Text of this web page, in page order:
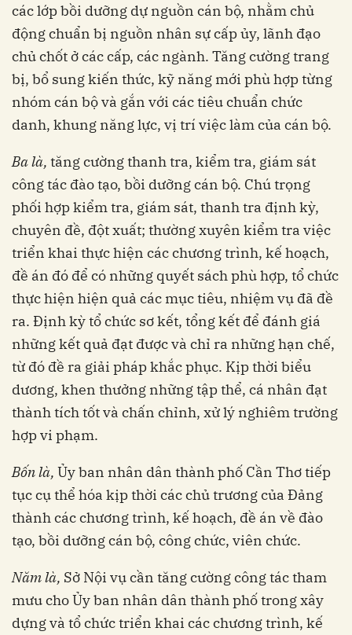
các lớp bồi dưỡng dự nguồn cán bộ, nhằm chủ
động chuẩn bị nguồn nhân sự cấp ủy, lãnh đạo
chủ chốt ở các cấp, các ngành. Tăng cường trang
bị, bổ sung kiến thức, kỹ năng mới phù hợp từng
nhóm cán bộ và gắn với các tiêu chuẩn chức
danh, khung năng lực, vị trí việc làm của cán bộ.
Ba là, tăng cường thanh tra, kiểm tra, giám sát
công tác đào tạo, bồi dưỡng cán bộ. Chú trọng
phối hợp kiểm tra, giám sát, thanh tra định kỳ,
chuyên đề, đột xuất; thường xuyên kiểm tra việc
triển khai thực hiện các chương trình, kế hoạch,
đề án đó để có những quyết sách phù hợp, tổ chức
thực hiện hiện quả các mục tiêu, nhiệm vụ đã đề
ra. Định kỳ tổ chức sơ kết, tổng kết để đánh giá
những kết quả đạt được và chỉ ra những hạn chế,
từ đó đề ra giải pháp khắc phục. Kịp thời biểu
dương, khen thưởng những tập thể, cá nhân đạt
thành tích tốt và chấn chỉnh, xử lý nghiêm trường
hợp vi phạm.
Bốn là, Ủy ban nhân dân thành phố Cần Thơ tiếp
tục cụ thể hóa kịp thời các chủ trương của Đảng
thành các chương trình, kế hoạch, đề án về đào
tạo, bồi dưỡng cán bộ, công chức, viên chức.
Năm là, Sở Nội vụ cần tăng cường công tác tham
mưu cho Ủy ban nhân dân thành phố trong xây
dựng và tổ chức triển khai các chương trình, kế